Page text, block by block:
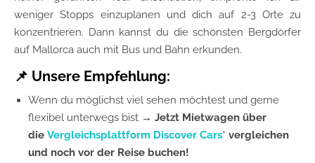
weniger Stopps einzuplanen und dich auf 2-3 Orte zu
konzentrieren. Dann kannst du die schönsten Bergdörfer
auf Mallorca auch mit Bus und Bahn erkunden.
📌 Unsere Empfehlung:
Wenn du möglichst viel sehen möchtest und gerne
flexibel unterwegs bist → Jetzt Mietwagen über
die Vergleichsplattform Discover Cars* vergleichen
und noch vor der Reise buchen!